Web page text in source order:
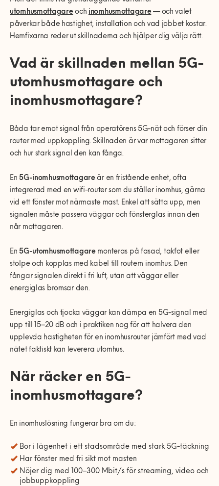
Vanliga frågor
Var finns vi?
KEYTO Group
Våra partner
Populära tjänster och artiklar
Bolag med faktura
Kundservice
utomhusmottagareoch inomhusmottagare— och valet
påverkar både hastighet, installation och vad jobbet kostar.
Hemfixarna reder ut skillnaderna och hjälper dig välja rätt.
Vad är skillnaden mellan 5G-
utomhusmottagare och
inomhusmottagare?
Båda tar emot signal från operatörens 5G-nät och förser din
router med uppkoppling. Skillnaden är var mottagaren sitter
och hur stark signal den kan fånga.
En5G-inomhusmottagareär en fristående enhet, ofta
integrerad med en wifi-router som du ställer inomhus, gärna
vid ett fönster mot närmaste mast. Enkel att sätta upp, men
signalen måste passera väggar och fönsterglas innan den
når mottagaren.
En5G-utomhusmottagaremonteras på fasad, takfot eller
stolpe och kopplas med kabel till routern inomhus. Den
fångar signalen direkt i fri luft, utan att väggar eller
energiglas bromsar den.
Energiglas och tjocka väggar kan dämpa en 5G-signal med
upp till 15–20 dB och i praktiken nog för att halvera den
upplevda hastigheten för en inomhusrouter jämfört med vad
nätet faktiskt kan leverera utomhus.
När räcker en 5G-
inomhusmottagare?
En inomhuslösning fungerar bra om du:
Bor i lägenhet i ett stadsområde med stark 5G-täckning
Har fönster med fri sikt mot masten
Nöjer dig med 100–300 Mbit/s för streaming, video och
jobbuppkoppling